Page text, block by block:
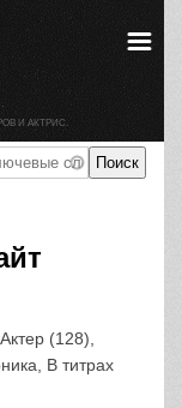
Актер (128),
В титрах
И АКТРИС.